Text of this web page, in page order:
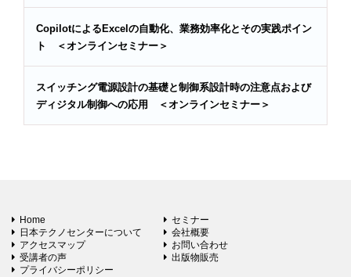
CopilotによるExcelの自動化、業務効率化とその実践ポイン
ト ＜オンラインセミナー＞
スイッチング電源設計の基礎と制御系設計時の注意点および
ディジタル制御への応用 ＜オンラインセミナー＞
Home
セミナー
日本テクノセンターについて
会社概要
アクセスマップ
お問い合わせ
受講者の声
出版物販売
プライバシーポリシー